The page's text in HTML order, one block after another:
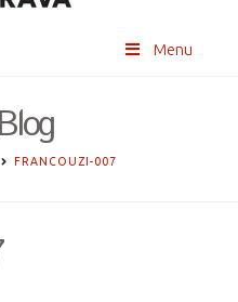
Menu
FRANCOUZI-007